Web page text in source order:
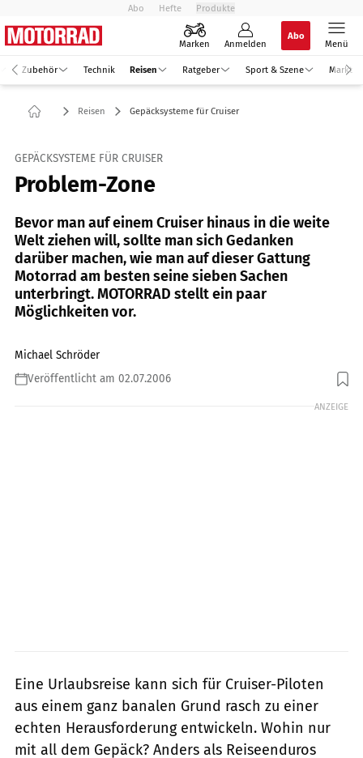
Abo Hefte Produkte
Marken Anmelden
Abo
Menü
Zubehör Technik Reisen Ratgeber Sport & Szene Markt
Reisen Gepäcksysteme für Cruiser
GEPÄCKSYSTEME FÜR CRUISER
Problem-Zone
Bevor man auf einem Cruiser hinaus in die weite
Welt ziehen will, sollte man sich Gedanken
darüber machen, wie man auf dieser Gattung
Motorrad am besten seine sieben Sachen
unterbringt. MOTORRAD stellt ein paar
Möglichkeiten vor.
Michael Schröder
Veröffentlicht am 02.07.2006
ANZEIGE
Eine Urlaubsreise kann sich für Cruiser-Piloten
aus einem ganz banalen Grund rasch zu einer
echten Herausforderung entwickeln. Wohin nur
mit all dem Gepäck? Anders als Reiseenduros